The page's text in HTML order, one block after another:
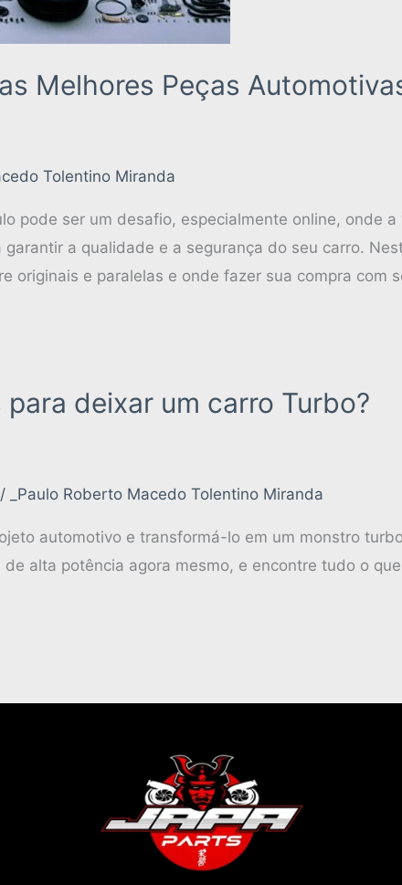
Melhores Peças
Tolentino Miranda
pode ser um desafio, especialmente online, onde
a qualidade e a segurança do seu carro.
originais e paralelas e onde fazer sua compra com
deixar um carro Turbo?
/ _Paulo Roberto Macedo Tolentino Miranda
automotivo e transformá-lo em um monstro
alta potência agora mesmo, e encontre tudo o